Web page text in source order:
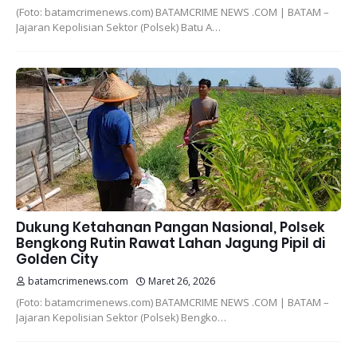
(Foto: batamcrimenews.com) BATAMCRIME NEWS .COM | BATAM –
Jajaran Kepolisian Sektor (Polsek) Batu A…
Dukung Ketahanan Pangan Nasional, Polsek
Bengkong Rutin Rawat Lahan Jagung Pipil di
Golden City
batamcrimenews.com Maret 26, 2026
(Foto: batamcrimenews.com) BATAMCRIME NEWS .COM | BATAM –
Jajaran Kepolisian Sektor (Polsek) Bengko…